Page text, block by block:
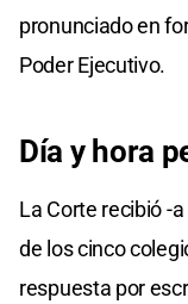
pronunciado en
Poder Ejecutivo.
Día y hora
La Corte recibió -
de los cinco
respuesta por